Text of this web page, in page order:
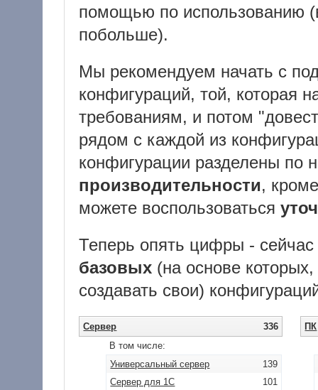
помощью по использованию
побольше).
Мы рекомендуем начать с
конфигураций, той, которая
требованиям, и потом
рядом с каждой из
конфигурации разделены по
производительности,
можете воспользоваться
Теперь опять цифры -
базовых (на основе
создавать свои)
Сервер
336
В том числе:
Универсальный сервер
139
Сервер для 1С
101
ПК